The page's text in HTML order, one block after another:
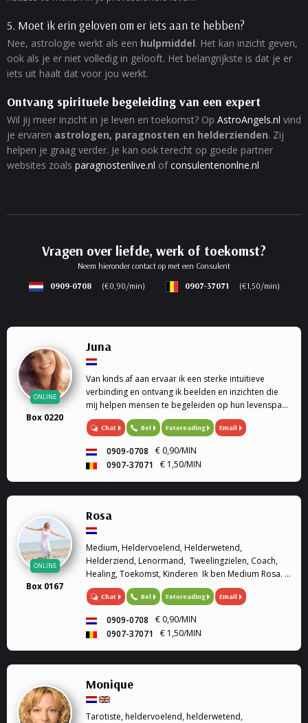
5. Moet ik erin geloven om er iets aan te hebben?
Nee, astrologie werkt als een hulpmiddel. Het kan inzicht geven,
ook als je er niet volledig in gelooft. Het belangrijkste is dat je er
iets uit haalt dat voor jou werkt.
Ontvang spirituele begeleiding van een expert
Wil jij meer inzicht in je leven en toekomst? Op AstroAngels.nl vind
je ervaren astrologen, paragnosten en helderzienden. Zij
helpen je graag verder. Je kan ook terecht op goede partner
websites zoals paragnostenlive.nl ofconsulentenonlne.nl
Vragen over liefde, werk of toekomst?
Neem hieronder contact op met een Consulent
0909-0708
(€0,90/min) 0907-37071 (€1,50/min)
ONLINE
Box 0220
Juna
Van kinds af aan ervaar ik een sterke intuïtieve
verbinding en ontvang ik beelden en inzichten die
mij helpen mensen te begeleiden op hun levenspad.
Als spiritueel begeleider werk ik met de
Lenormandkaarten,
Chat Bel Fotoreading Email
0909-0708
€ 0,90/MIN
0907-37071
€ 1,50/MIN
ONLINE
Box 0167
Rosa
Medium, Heldervoelend, Helderwetend,
Helderziend, Lenormand, Tweelingzielen, Coach,
Healing, Toekomst, Kinderen Ik ben Medium Rosa. Ik
ben heldervoelend, helderwetend en helderziend.
Graag sta ik u te woord om u verder te helpen met
Chat Bel Fotoreading Email
0909-0708
€ 0,90/MIN
0907-37071
€ 1,50/MIN
Monique
Tarotiste, heldervoelend, helderwetend,